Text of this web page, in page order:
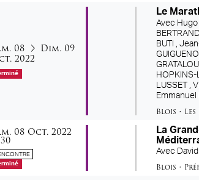
08 au
dimanche
Dim. 09octobre
2022
Le
Avec Hugo
BUTI ,
LUSSET ,
Emmanuel
Blois •
08 octobre
Oct. 2022
La
Avec
Blois •